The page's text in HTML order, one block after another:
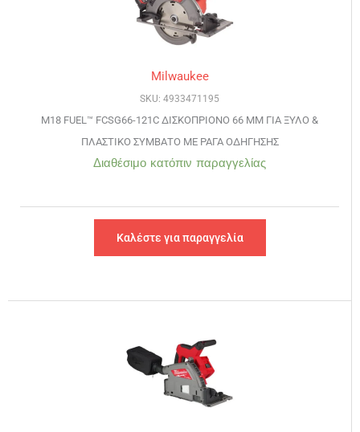
Milwaukee
SKU: 4933471195
M18 FUEL™ FCSG66-121C ΔΙΣΚΟΠΡΙΟΝΟ 66 ΜΜ ΓΙΑ ΞΥΛΟ &
ΠΛΑΣΤΙΚΟ ΣΥΜΒΑΤΟ ΜΕ ΡΑΓΑ ΟΔΗΓΗΣΗΣ
Διαθέσιμο κατόπιν παραγγελίας
Καλέστε για παραγγελία